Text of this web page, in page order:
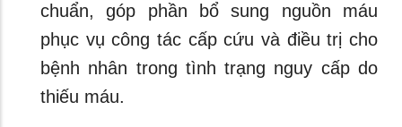
chuẩn, góp phần bổ sung nguồn máu
phục vụ công tác cấp cứu và điều trị cho
bệnh nhân trong tình trạng nguy cấp do
thiếu máu.